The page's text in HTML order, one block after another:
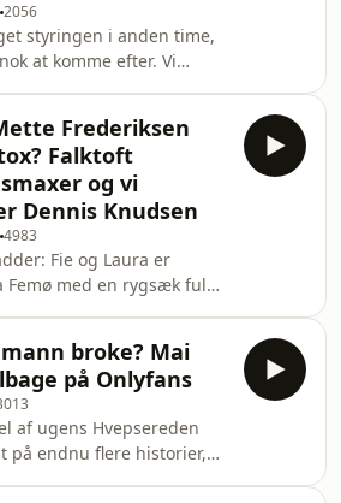
men fokus har
forskellige influencere.
et nøgenbillede af sit
Bak deler en video af sin
ry
2056
styringen i anden time,
at komme efter. Vi
spillede en
som. Vibeke Lentz
ud og nu er vi
Klæstrup har endnu
os, denne gang som
Likewise. Vi
at podvasten uden
hele rygtet fra
Frederiksen
Falktoft
og vi
Dennis Knudsen
4983
Fie og Laura er
Femø med en rygsæk fuld
udseende i en
analyse og spørger,
statsminister har fået
hjælp - no
og filler i øvrigt! Fie
alle med sin historie om at
broke? Mai
på Onlyfans
af ugens Hvepsereden
på endnu flere historier,